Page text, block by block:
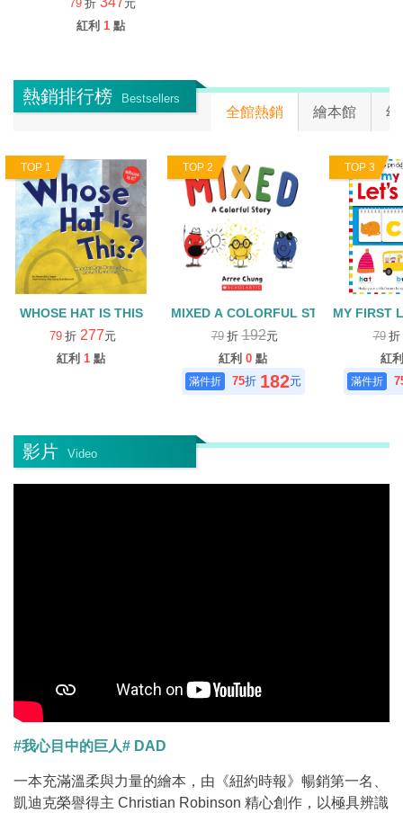
79 折
元
紅利 1 點
熱銷排行榜 Bestsellers
全館熱銷 繪本館 幼
TOP 1
WHOSE HAT IS THIS
79 折 277元
紅利 1 點
TOP 2
MIXED A COLORFUL STORY
79 折192元
紅利 0 點
75折 182元
TOP 3
MY FIRST
79 折
紅利
影片 Video
#我心目中的巨人# DAD
一本充滿溫柔與力量的繪本，由《紐約時報》暢銷第一名、
凱迪克榮譽得主 Christian Robinson 精心創作，以極具辨識